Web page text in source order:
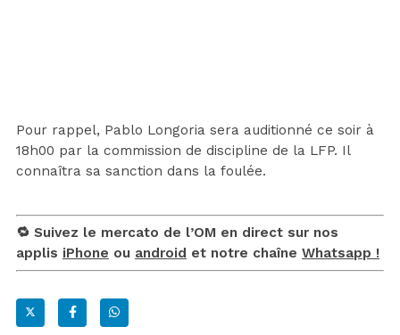
Pour rappel, Pablo Longoria sera auditionné ce soir à
18h00 par la commission de discipline de la LFP. Il
connaîtra sa sanction dans la foulée.
🔁 Suivez le mercato de l’OM en direct sur nos
applis iPhone ou android et notre chaîne Whatsapp !